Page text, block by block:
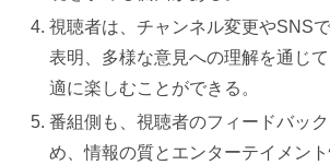
視聴者は、チャンネル変更やSNS
表明、多様な意見への理解を通じ
適に楽しむことができる。
番組側も、視聴者のフィードバッ
め、情報の質とエンターテイメン